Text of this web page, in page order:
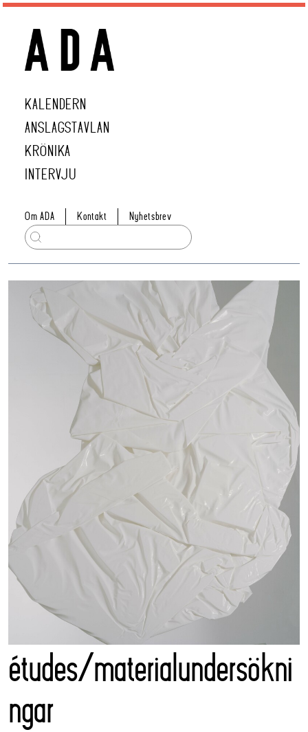
KALENDERN
ANSLAGSTAVLAN
KRÖNIKA
INTERVJU
Om ADA Kontakt Nyhetsbrev
études/materialundersökni
ngar